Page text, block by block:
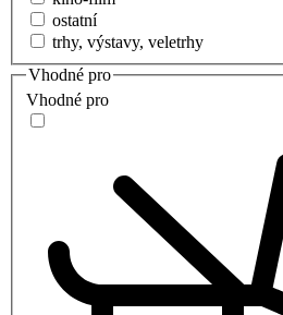
ostatní
trhy, výstavy, veletrhy
Vhodné pro
Vhodné pro